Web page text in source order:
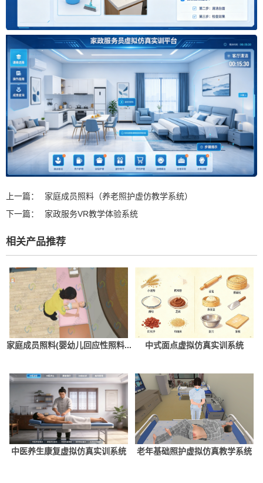
上一篇：
家庭成员照料（养老照护虚仿教学系统）
下一篇：
家政服务VR教学体验系统
相关产品推荐
家庭成员照料(婴幼儿回应性照料... 中式面点虚拟仿真实训系统
中医养生康复虚拟仿真实训系统 老年基础照护虚拟仿真教学系统